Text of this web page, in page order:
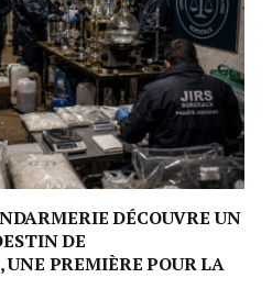
DÉCOUVRE UN
DE
PREMIÈRE POUR LA